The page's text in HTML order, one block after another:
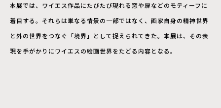
本展では、ワイエス作品にたびたび現れる窓や扉などのモティーフに
着目する。それらは単なる情景の一部ではなく、画家自身の精神世界
と外の世界をつなぐ「境界」として捉えられてきた。本展は、その表
現を手がかりにワイエスの絵画世界をたどる内容となる。